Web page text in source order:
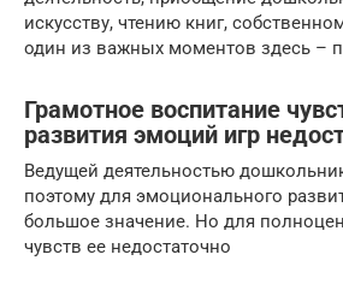
искусству, чтению книг,
один из важных моментов здесь –
Грамотное воспитание
развития эмоций игр
Ведущей деятельностью
поэтому для эмоционального
большое значение. Но для
чувств ее недостаточно